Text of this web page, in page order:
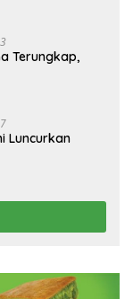
Terungkap,
Luncurkan